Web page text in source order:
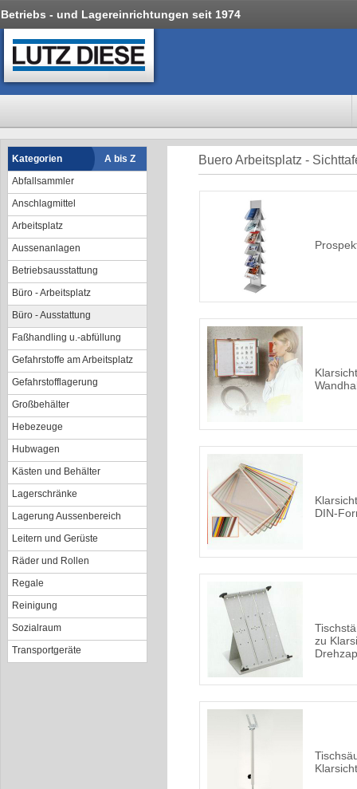
Betriebs - und Lagereinrichtungen seit 1974
Kategorien
A bis Z
Abfallsammler
Anschlagmittel
Arbeitsplatz
Aussenanlagen
Betriebsausstattung
Büro - Arbeitsplatz
Büro - Ausstattung
Faßhandling u.-abfüllung
Gefahrstoffe am Arbeitsplatz
Gefahrstofflagerung
Großbehälter
Hebezeuge
Hubwagen
Kästen und Behälter
Lagerschränke
Lagerung Aussenbereich
Leitern und Gerüste
Räder und Rollen
Regale
Reinigung
Sozialraum
Transportgeräte
Buero Arbeitsplatz -
DIN-
zu